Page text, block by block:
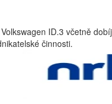
ID.3 včetně
činnosti.